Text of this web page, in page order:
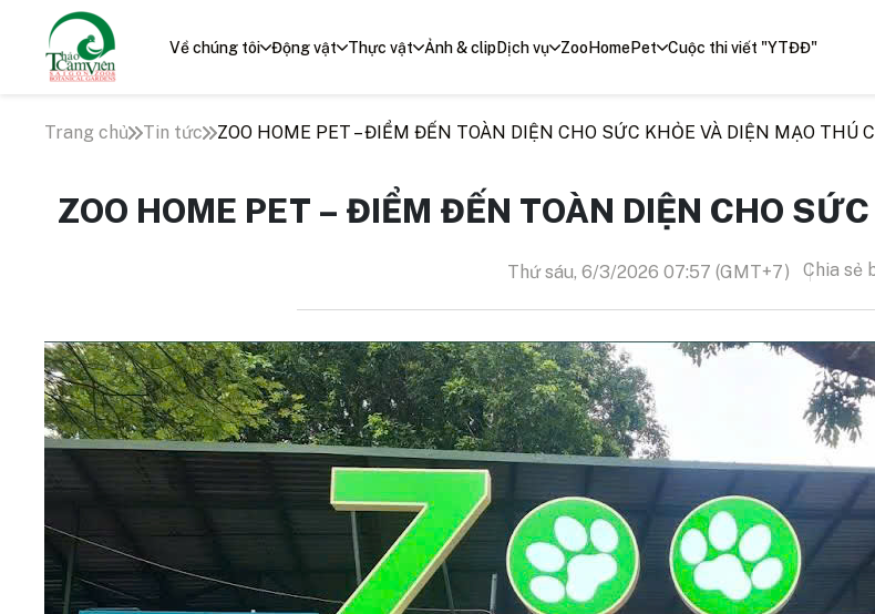
Về chúng tôi Động vật Thực vật Ảnh & clipDịch vụ ZooHomePet Cuộc thi viết "YTĐĐ"
Trang chủ Tin tức ZOO HOME PET – ĐIỂM ĐẾN TOÀN DIỆN CHO SỨC KHỎE VÀ DIỆN MẠO THÚ
ZOO HOME PET – ĐIỂM ĐẾN TOÀN DIỆN CHO
Thứ sáu, 6/3/2026 07:57 (GMT+7) Chia sẻ